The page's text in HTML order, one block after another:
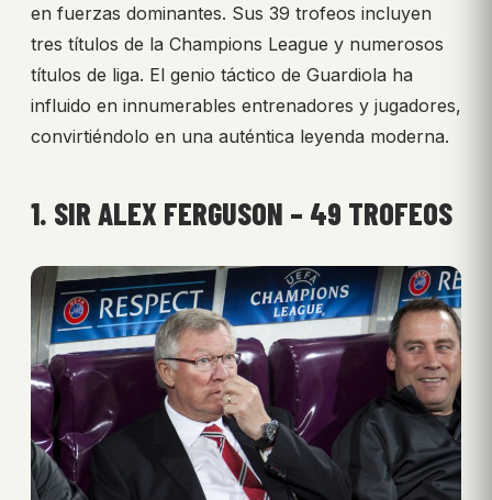
en fuerzas dominantes. Sus 39 trofeos incluyen
tres títulos de la Champions League y numerosos
títulos de liga. El genio táctico de Guardiola ha
influido en innumerables entrenadores y jugadores,
convirtiéndolo en una auténtica leyenda moderna.
1. SIR ALEX FERGUSON – 49 TROFEOS